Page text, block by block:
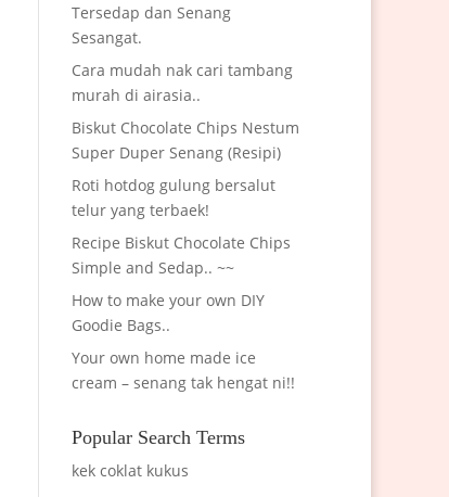
Tersedap dan Senang
Sesangat.
Cara mudah nak cari tambang
murah di airasia..
Biskut Chocolate Chips Nestum
Super Duper Senang (Resipi)
Roti hotdog gulung bersalut
telur yang terbaek!
Recipe Biskut Chocolate Chips
Simple and Sedap.. ~~
How to make your own DIY
Goodie Bags..
Your own home made ice
cream – senang tak hengat ni!!
Popular Search Terms
kek coklat kukus